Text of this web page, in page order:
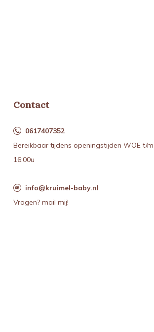
Contact
0617407352
Bereikbaar tijdens openingstijden WOE t/m
16:00u
info@kruimel-baby.nl
Vragen? mail mij!